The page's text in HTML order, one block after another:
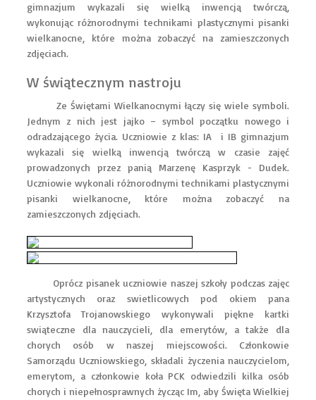
gimnazjum wykazali się wielką inwencją twórczą,
wykonując różnorodnymi technikami plastycznymi pisanki
wielkanocne, które można zobaczyć na zamieszczonych
zdjęciach.
W świątecznym nastroju
Ze Świętami Wielkanocnymi łączy się wiele symboli.
Jednym z nich jest jajko – symbol początku nowego i
odradzającego życia. Uczniowie z klas: IA i IB gimnazjum
wykazali się wielką inwencją twórczą w czasie zajęć
prowadzonych przez panią Marzenę Kasprzyk - Dudek.
Uczniowie wykonali różnorodnymi technikami plastycznymi
pisanki wielkanocne, które można zobaczyć na
zamieszczonych zdjęciach.
Oprócz pisanek uczniowie naszej szkoły podczas zajęc
artystycznych oraz swietlicowych pod okiem pana
Krzysztofa Trojanowskiego wykonywali piękne kartki
swiąteczne dla nauczycieli, dla emerytów, a także dla
chorych osób w naszej miejscowości. Członkowie
Samorządu Uczniowskiego, składali życzenia nauczycielom,
emerytom, a członkowie koła PCK odwiedzili kilka osób
chorych i niepełnosprawnych życząc Im, aby Święta Wielkiej